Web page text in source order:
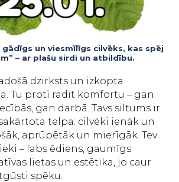
un viesmīlīgs cilvēks, kas spēj
– ar plašu sirdi un atbildību.
dzirksts un izkopta
Tu proti radīt komfortu – gan
gan darbā. Tavs siltums ir
telpa: cilvēki ienāk un
aprūpētāk un mierīgāk. Tev
– labs ēdiens, gaumīgs
lietas un estētika, jo caur
spēku.